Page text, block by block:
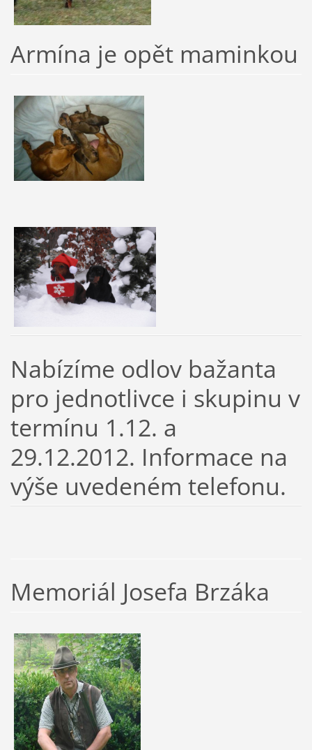
Armína je opět maminkou
Nabízíme odlov bažanta
pro jednotlivce i skupinu v
termínu 1.12. a
29.12.2012. Informace na
výše uvedeném telefonu.
Memoriál Josefa Brzáka